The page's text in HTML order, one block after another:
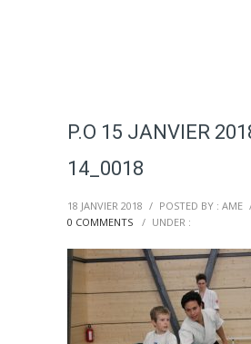
P.O 15 JANVIER
14_0018
18 JANVIER 2018 / POSTED BY : AME
0 COMMENTS
/ UNDER :